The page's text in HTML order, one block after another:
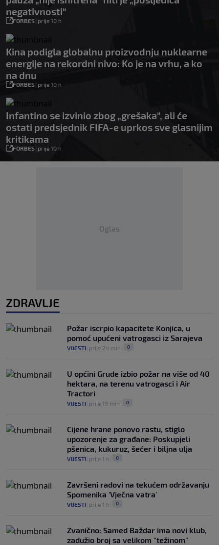
negativnosti“
FORBES| prije 10 h
Kina podigla globalnu proizvodnju nuklearne
energije na rekordni nivo: Ko je na vrhu, a ko
na dnu
FORBES| prije 10 h
Infantino se izvinio zbog „grešaka“, ali će
ostati predsjednik FIFA-e uprkos sve glasnijim
kritikama
FORBES| prije 10 h
Oglas
ZDRAVLJE
Požar iscrpio kapacitete Konjica, u
pomoć upućeni vatrogasci iz Sarajeva
VIJESTI prije 24 min 0
U općini Grude izbio požar na više od 40
hektara, na terenu vatrogasci i Air
Tractori
VIJESTI prije 19 min 0
Cijene hrane ponovo rastu, stiglo
upozorenje za građane: Poskupjeli
pšenica, kukuruz, šećer i biljna ulja
VIJESTI prije 1 h 0
Završeni radovi na tekućem održavanju
Spomenika 'Vječna vatra'
VIJESTI prije 1 h 0
Zvanično: Samed Baždar ima novi klub,
zadužio broj sa velikom "težinom"